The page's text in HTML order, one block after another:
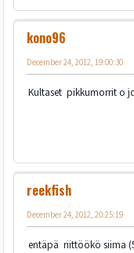
kono96
December 24, 2012, 19:00:30
Kultaset pikkumorrit o
reekfish
December 24, 2012, 20:25:19
entäpä riittöökö siima